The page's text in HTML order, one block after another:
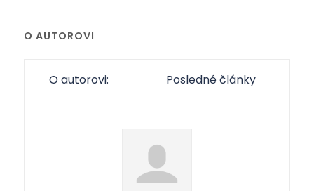
O AUTOROVI
O autorovi: Posledné články